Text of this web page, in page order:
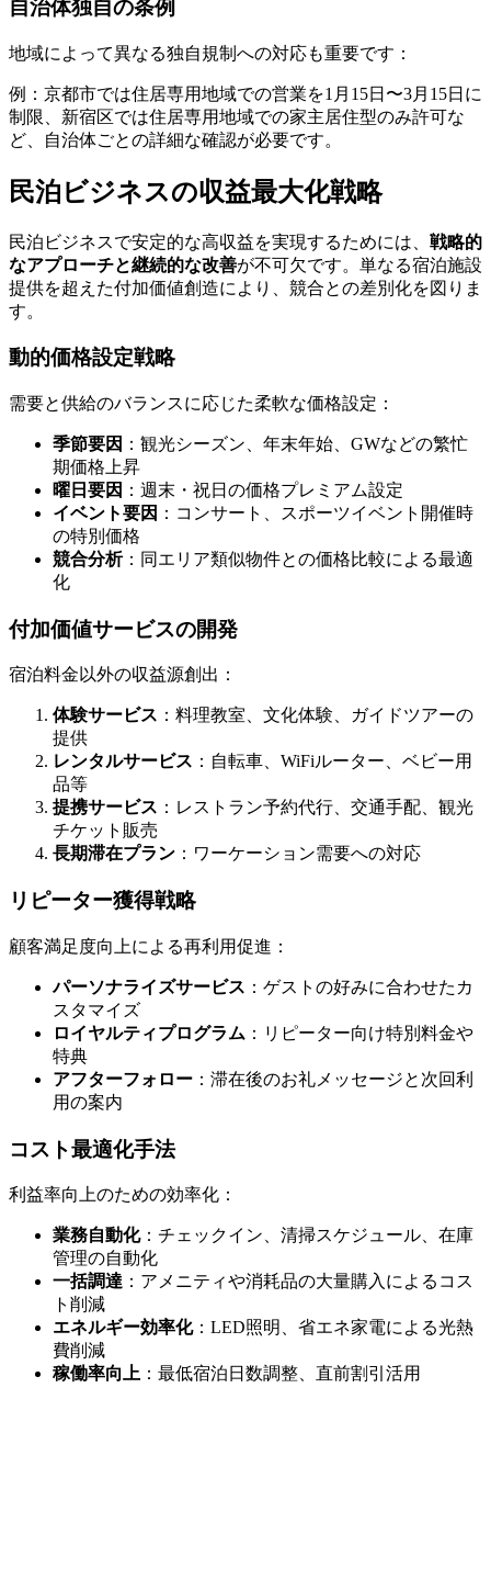
自治体独自の条例
地域によって異なる独自規制への対応も重要です：
例：京都市では住居専用地域での営業を1月15日〜3月15日に
制限、新宿区では住居専用地域での家主居住型のみ許可な
ど、自治体ごとの詳細な確認が必要です。
民泊ビジネスの収益最大化戦略
民泊ビジネスで安定的な高収益を実現するためには、 戦略的
なアプローチと継続的な改善が不可欠です。単なる宿泊施設
提供を超えた付加価値創造により、競合との差別化を図りま
す。
動的価格設定戦略
需要と供給のバランスに応じた柔軟な価格設定：
季節要因 ：観光シーズン、年末年始、GWなどの繁忙
期価格上昇
曜日要因 ：週末・祝日の価格プレミアム設定
イベント要因 ：コンサート、スポーツイベント開催時
の特別価格
競合分析：同エリア類似物件との価格比較による最適
化
付加価値サービスの開発
宿泊料金以外の収益源創出：
体験サービス ：料理教室、文化体験、ガイドツアーの
提供
レンタルサービス ：自転車、WiFiルーター、ベビー用
品等
提携サービス ：レストラン予約代行、交通手配、観光
チケット販売
長期滞在プラン ：ワーケーション需要への対応
リピーター獲得戦略
顧客満足度向上による再利用促進：
パーソナライズサービス ：ゲストの好みに合わせたカ
スタマイズ
ロイヤルティプログラム ：リピーター向け特別料金や
特典
アフターフォロー ：滞在後のお礼メッセージと次回利
用の案内
コスト最適化手法
利益率向上のための効率化：
業務自動化：チェックイン、清掃スケジュール、在庫
管理の自動化
一括調達 ：アメニティや消耗品の大量購入によるコス
ト削減
エネルギー効率化：LED照明、省エネ家電による光熱
費削減
稼働率向上 ：最低宿泊日数調整、直前割引活用